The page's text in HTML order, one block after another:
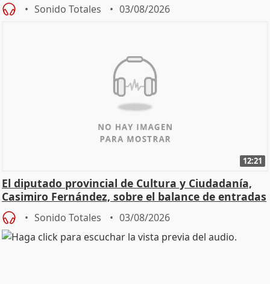
Sonido Totales 03/08/2026
12:21
El diputado provincial de Cultura y Ciudadanía,
Casimiro Fernández, sobre el balance de entradas
Sonido Totales 03/08/2026